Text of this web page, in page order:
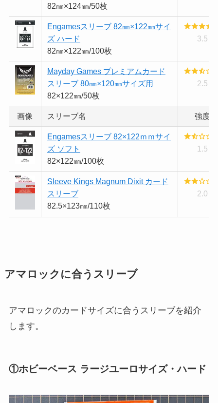
82㎜×124㎜/50枚
Engamesスリーブ 82㎜×122㎜サイ
ズ ハード
82㎜×122㎜/100枚
3.5
Mayday Games プレミアムカード
スリーブ 80㎜×120㎜サイズ用
82×122㎜/50枚
2.5
画像 スリーブ名 強度
Engamesスリーブ 82×122ｍｍサイ
ズ ソフト
82×122㎜/100枚
1.5
Sleeve Kings Magnum Dixit カード
スリーブ
82.5×123㎜/110枚
2.0
アマロックに合うスリーブ
アマロックのカードサイズに合うスリーブを紹介
します。
①ホビーベース ラージユーロサイズ・ハード